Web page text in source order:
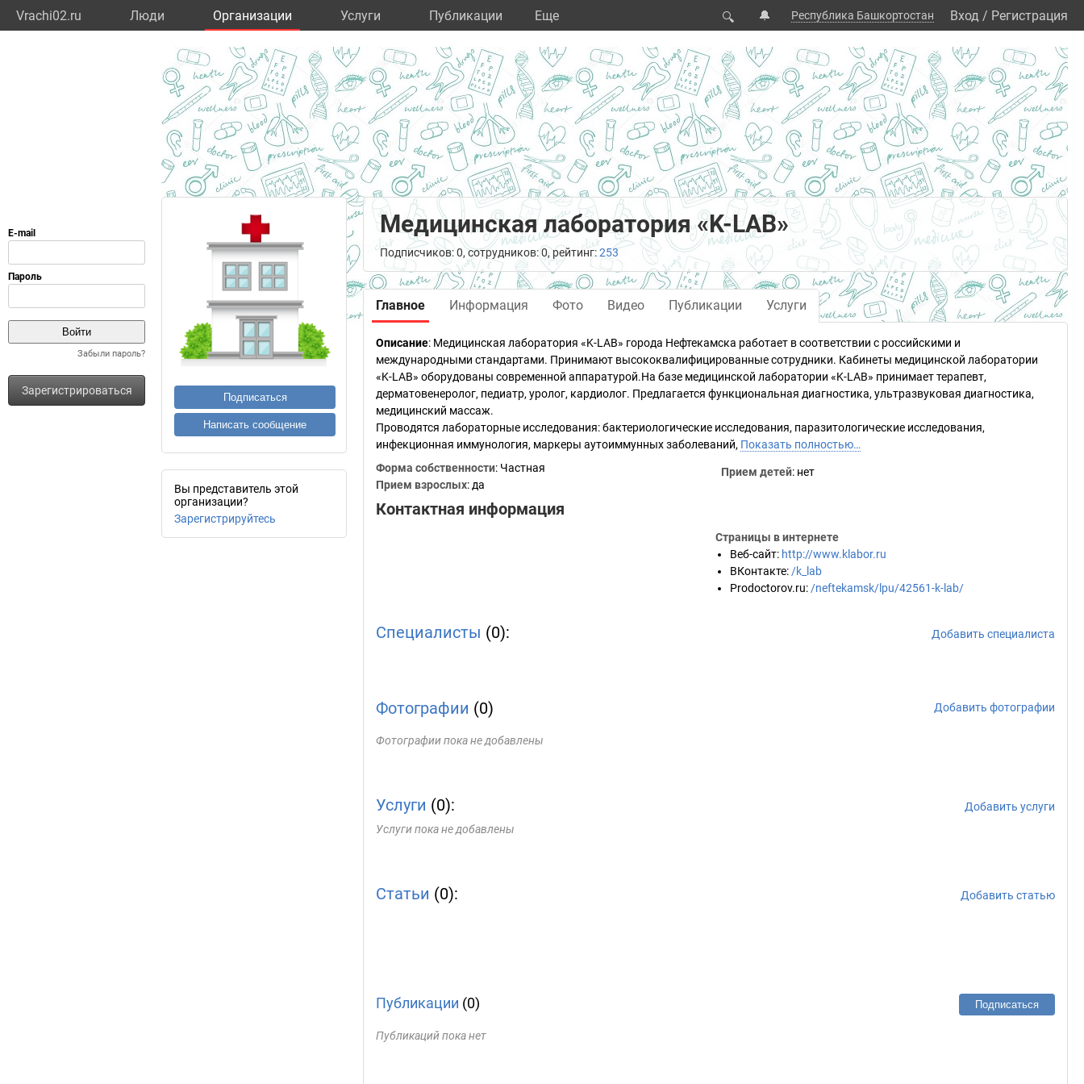
Vrachi02.ru Люди Организации Услуги Публикации Eще 🔍 🔔 Республика Башкортостан Вход / Регистрация
Забыли пароль?
Зарегистрироваться
Подписаться
Написать сообщение
Вы представитель этой
организации?
Зарегистрируйтесь
Медицинская лаборатория «K-LAB»
Подписчиков: 0, сотрудников: 0, рейтинг:253
Главное Информация Фото Видео Публикации Услуги
Описание: Медицинская лаборатория «K-LAB» города Нефтекамска работает в соответствии с российскими и
международными стандартами. Принимают высококвалифицированные сотрудники. Кабинеты медицинской лаборатории
«K-LAB» оборудованы современной аппаратурой.На базе медицинской лаборатории «K-LAB» принимает терапевт,
дерматовенеролог, педиатр, уролог, кардиолог. Предлагается функциональная диагностика, ультразвуковая диагностика,
медицинский массаж.
Проводятся лабораторные исследования: бактериологические исследования, паразитологические исследования,
инфекционная иммунология, маркеры аутоиммунных заболеваний, Показать полностью…
Форма собственности: Частная
Прием взрослых: да
Прием детей: нет
Контактная информация
Страницы в интернете
Веб-сайт: http://www.klabor.ru
ВКонтакте: /k_lab
Prodoctorov.ru: /neftekamsk/lpu/42561-k-lab/
Специалисты (0): Добавить специалиста
Фотографии (0) Добавить фотографии
Фотографии пока не добавлены
Услуги (0):
Добавить услуги
Услуги пока не добавлены
Статьи (0): Добавить статью
Публикации (0) Подписаться
Публикаций пока нет